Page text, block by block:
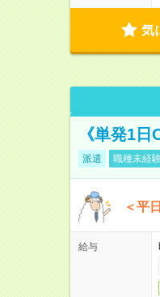
気
《単発1
派遣 職種未経
＜平
給与